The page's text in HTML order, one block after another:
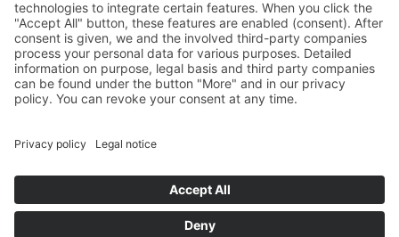
This site uses consent-requiring cookies and third-party
technologies to integrate certain features. When you click the
"Accept All" button, these features are enabled (consent).
After consent is given, we and the involved third-party
companies process your personal data for various purposes.
companies can be found under the button "More" and in our
DENY ACCEPT MORE